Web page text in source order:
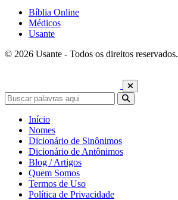
Bíblia Online
Médicos
Usante
© 2026 Usante - Todos os direitos reservados.
Início
Nomes
Dicionário de Sinônimos
Dicionário de Antônimos
Blog / Artigos
Quem Somos
Termos de Uso
Política de Privacidade